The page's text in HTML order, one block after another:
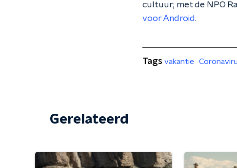
cultuur; met de NPO
voor Android.
Tags vakantie
Gerelateerd